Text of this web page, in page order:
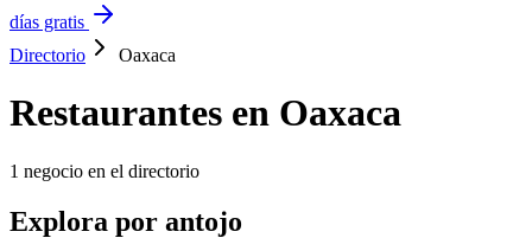
días gratis
Directorio
Oaxaca
Restaurantes en Oaxaca
1 negocio en el directorio
Explora por antojo